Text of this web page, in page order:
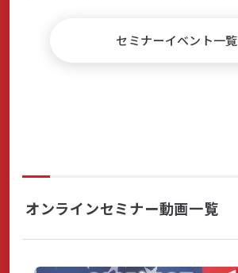
セミナーイベント一覧
オンラインセミナー動画一覧